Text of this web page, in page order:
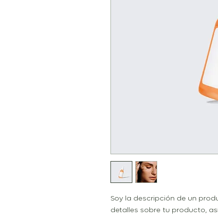
Soy la descripción de un
detalles sobre tu producto,